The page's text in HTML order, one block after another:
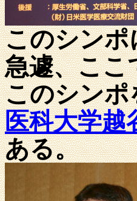
このシンポ
急遽、ここ
このシンポ
医科大学越
ある。